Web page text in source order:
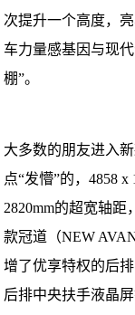
次提升一个高度，
车力量感基因与现
棚”。
大多数的朋友进入
点“发懵”的，4858 x
2820mm的超宽轴
款冠道（NEW
增了优享特权的后
后排中央扶手液晶